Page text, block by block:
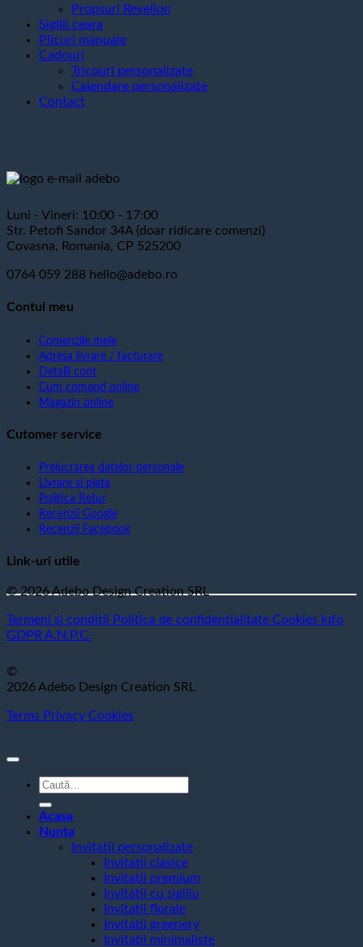
Propsuri Revelion
Sigilii ceara
Plicuri manuale
Cadouri
Tricouri personalizate
Calendare personalizate
Contact
Luni - Vineri: 10:00 - 17:00
Str. Petofi Sandor 34A (doar ridicare comenzi)
Covasna, Romania, CP 525200
0764 059 288 hello@adebo.ro
Contul meu
Comenzile mele
Adresa livrare / facturare
Detalii cont
Cum comand online
Magazin online
Cutomer service
Prelucrarea datelor personale
Livrare si plata
Politica Retur
Recenzii Google
Recenzii Facebook
Link-uri utile
© 2026 Adebo Design Creation SRL
Termeni si conditii Politica de confidentialitate Cookies Info
GDPR A.N.P.C.
©
2026 Adebo Design Creation SRL
Terms Privacy Cookies
Caută
după:
Acasa
Nunta
Invitatii personalizate
Invitatii clasice
Invitatii premium
Invitatii cu sigiliu
Invitatii florale
Invitatii greenery
Invitatii minimaliste